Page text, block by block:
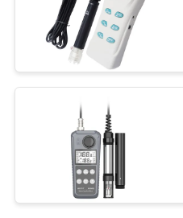
Igrometro
mano